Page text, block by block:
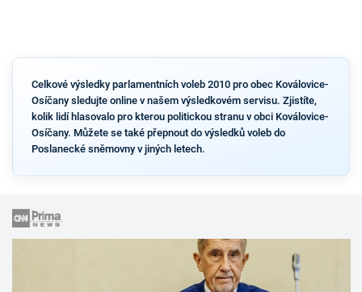
Celkové výsledky parlamentních voleb 2010 pro obec Koválovice-
Osíčany sledujte online v našem výsledkovém servisu. Zjistíte,
kolik lidí hlasovalo pro kterou politickou stranu v obci Koválovice-
Osíčany. Můžete se také přepnout do výsledků voleb do
Poslanecké sněmovny v jiných letech.